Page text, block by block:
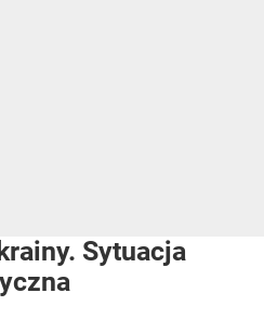
Sytuacja